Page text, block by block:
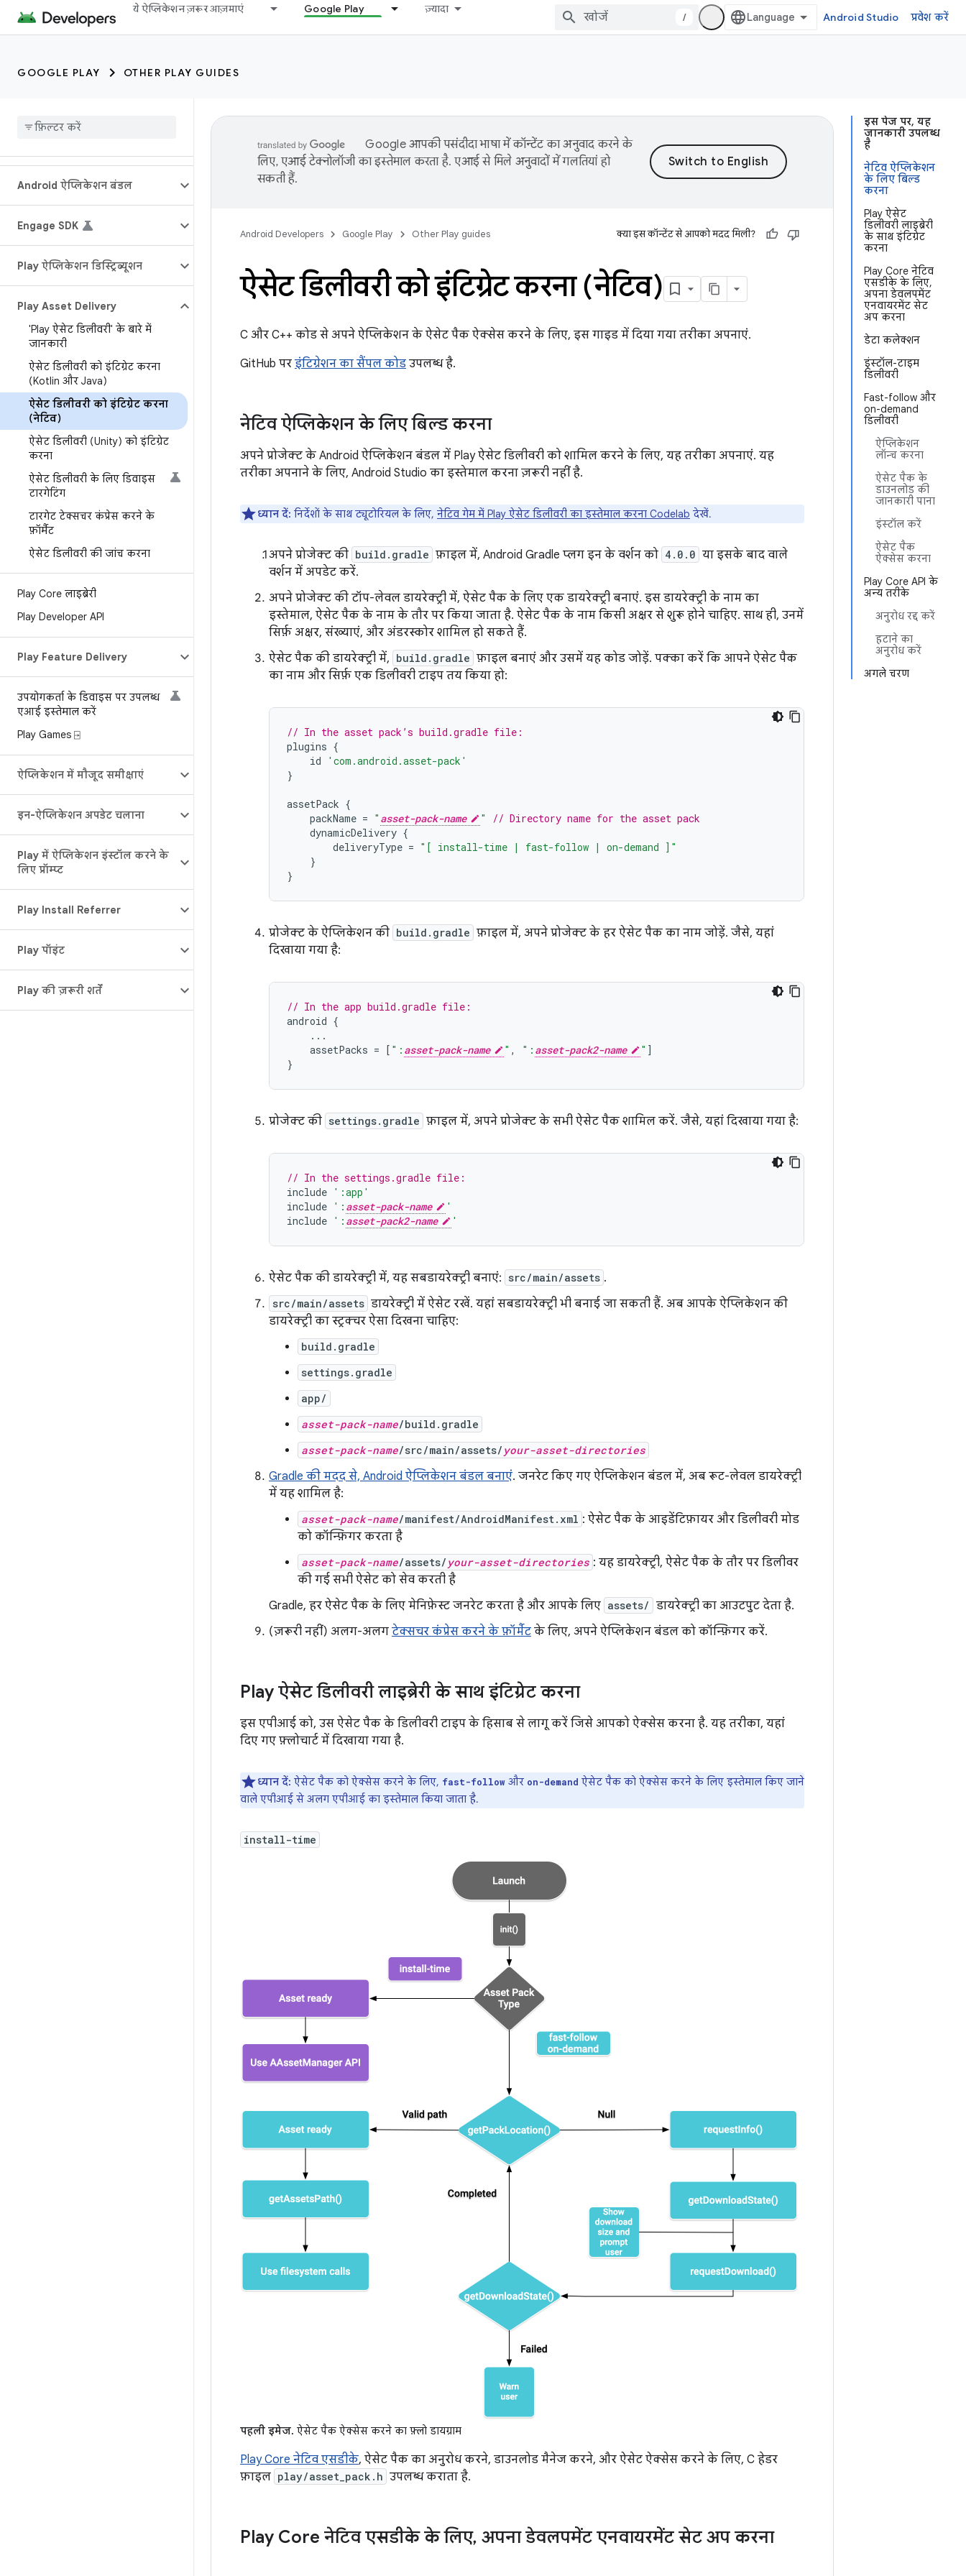
ये ऐप्लिकेशन ज़रूर आज़माएं Google Play ज़्यादा
/ Android Studio प्रवेश करें
GOOGLE PLAY OTHER PLAY GUIDES
Android ऐप्लिकेशन बंडल
Engage SDK
Play ऐप्लिकेशन डिस्ट्रिब्यूशन
Play Asset Delivery
'Play ऐसेट डिलीवरी' के बारे में
जानकारी
ऐसेट डिलीवरी को इंटिग्रेट करना
(Kotlin और Java)
ऐसेट डिलीवरी को इंटिग्रेट करना
(नेटिव)
ऐसेट डिलीवरी (Unity) को इंटिग्रेट
करना
ऐसेट डिलीवरी के लिए डिवाइस
टारगेटिंग
टारगेट टेक्सचर कंप्रेस करने के
फ़ॉर्मैट
ऐसेट डिलीवरी की जांच करना
Play Core लाइब्रेरी
Play Developer API
Play Feature Delivery
उपयोगकर्ता के डिवाइस पर उपलब्ध
एआई इस्तेमाल करें
Play Games ⍈
ऐप्लिकेशन में मौजूद समीक्षाएं
इन-ऐप्लिकेशन अपडेट चलाना
Play में ऐप्लिकेशन इंस्टॉल करने के
लिए प्रॉम्प्ट
Play Install Referrer
Play पॉइंट
Play की ज़रूरी शर्तें
इस पेज पर, यह
जानकारी उपलब्ध
है
नेटिव ऐप्लिकेशन
के लिए बिल्ड
करना
Play ऐसेट
डिलीवरी लाइब्रेरी
के साथ इंटिग्रेट
करना
Play Core नेटिव
एसडीके के लिए,
अपना डेवलपमेंट
एनवायरमेंट सेट
अप करना
डेटा कलेक्शन
इंस्टॉल-टाइम
डिलीवरी
Fast-follow और
on-demand
डिलीवरी
ऐप्लिकेशन
लॉन्च करना
ऐसेट पैक के
डाउनलोड की
जानकारी पाना
इंस्टॉल करें
ऐसेट पैक
ऐक्सेस करना
Play Core API के
अन्य तरीके
अनुरोध रद्द करें
हटाने का
अनुरोध करें
अगले चरण
Google आपकी पसंदीदा भाषा में कॉन्टेंट का अनुवाद करने के
लिए, एआई टेक्नोलॉजी का इस्तेमाल करता है. एआई से मिले अनुवादों में गलतियां हो
सकती हैं.
Android Developers Google Play Other Play guides क्या इस कॉन्टेंट से आपको मदद मिली?
ऐसेट डिलीवरी को इंटिग्रेट करना (नेटिव)
C और C++ कोड से अपने ऐप्लिकेशन के ऐसेट पैक ऐक्सेस करने के लिए, इस गाइड में दिया गया तरीका अपनाएं.
GitHub पर इंटिग्रेशन का सैंपल कोड उपलब्ध है.
नेटिव ऐप्लिकेशन के लिए बिल्ड करना
अपने प्रोजेक्ट के Android ऐप्लिकेशन बंडल में Play ऐसेट डिलीवरी को शामिल करने के लिए, यह तरीका अपनाएं. यह
तरीका अपनाने के लिए, Android Studio का इस्तेमाल करना ज़रूरी नहीं है.
ध्यान दें: निर्देशों के साथ ट्यूटोरियल के लिए, नेटिव गेम में Play ऐसेट डिलीवरी का इस्तेमाल करना Codelab देखें.
अपने प्रोजेक्ट की build.gradle फ़ाइल में, Android Gradle प्लग इन के वर्शन को 4.0.0 या इसके बाद वाले
वर्शन में अपडेट करें.
अपने प्रोजेक्ट की टॉप-लेवल डायरेक्ट्री में, ऐसेट पैक के लिए एक डायरेक्ट्री बनाएं. इस डायरेक्ट्री के नाम का
इस्तेमाल, ऐसेट पैक के नाम के तौर पर किया जाता है. ऐसेट पैक के नाम किसी अक्षर से शुरू होने चाहिए. साथ ही, उनमें
सिर्फ़ अक्षर, संख्याएं, और अंडरस्कोर शामिल हो सकते हैं.
ऐसेट पैक की डायरेक्ट्री में, build.gradle फ़ाइल बनाएं और उसमें यह कोड जोड़ें. पक्का करें कि आपने ऐसेट पैक
का नाम और सिर्फ़ एक डिलीवरी टाइप तय किया हो:
// In the asset pack’s build.gradle file:
plugins {
id
'com.android.asset-pack'
}
assetPack {
packName = " asset-pack-name "
// Directory name for the asset pack
dynamicDelivery {
deliveryType = "[ install-time | fast-follow | on-demand ]"
}
}
प्रोजेक्ट के ऐप्लिकेशन की build.gradle फ़ाइल में, अपने प्रोजेक्ट के हर ऐसेट पैक का नाम जोड़ें. जैसे, यहां
दिखाया गया है:
// In the app build.gradle file:
android {
...
assetPacks = [ ": asset-pack-name " , ": asset-pack2-name " ]
}
प्रोजेक्ट की settings.gradle फ़ाइल में, अपने प्रोजेक्ट के सभी ऐसेट पैक शामिल करें. जैसे, यहां दिखाया गया है:
// In the settings.gradle file:
include ':app'
include ': asset-pack-name
'
include ': asset-pack2-name '
ऐसेट पैक की डायरेक्ट्री में, यह सबडायरेक्ट्री बनाएं: src/main/assets .
src/main/assets डायरेक्ट्री में ऐसेट रखें. यहां सबडायरेक्ट्री भी बनाई जा सकती हैं. अब आपके ऐप्लिकेशन की
डायरेक्ट्री का स्ट्रक्चर ऐसा दिखना चाहिए:
build.gradle
settings.gradle
app/
asset-pack-name/build.gradle
asset-pack-name/src/main/assets/ your-asset-directories
Gradle की मदद से, Android ऐप्लिकेशन बंडल बनाएं. जनरेट किए गए ऐप्लिकेशन बंडल में, अब रूट-लेवल डायरेक्ट्री
में यह शामिल है:
asset-pack-name/manifest/AndroidManifest.xml : ऐसेट पैक के आइडेंटिफ़ायर और डिलीवरी मोड
को कॉन्फ़िगर करता है
asset-pack-name/assets/ your-asset-directories : यह डायरेक्ट्री, ऐसेट पैक के तौर पर डिलीवर
की गई सभी ऐसेट को सेव करती है
Gradle, हर ऐसेट पैक के लिए मेनिफ़ेस्ट जनरेट करता है और आपके लिए assets/ डायरेक्ट्री का आउटपुट देता है.
(ज़रूरी नहीं) अलग-अलग टेक्सचर कंप्रेस करने के फ़ॉर्मैट के लिए, अपने ऐप्लिकेशन बंडल को कॉन्फ़िगर करें.
Play ऐसेट डिलीवरी लाइब्रेरी के साथ इंटिग्रेट करना
इस एपीआई को, उस ऐसेट पैक के डिलीवरी टाइप के हिसाब से लागू करें जिसे आपको ऐक्सेस करना है. यह तरीका, यहां
दिए गए फ़्लोचार्ट में दिखाया गया है.
ध्यान दें: ऐसेट पैक को ऐक्सेस करने के लिए, fast-follow और on-demand ऐसेट पैक को ऐक्सेस करने के लिए इस्तेमाल किए जाने
वाले एपीआई से अलग एपीआई का इस्तेमाल किया जाता है.
install-time
पहली इमेज. ऐसेट पैक ऐक्सेस करने का फ़्लो डायग्राम
Play Core नेटिव एसडीके, ऐसेट पैक का अनुरोध करने, डाउनलोड मैनेज करने, और ऐसेट ऐक्सेस करने के लिए, C हेडर
फ़ाइल play/asset_pack.h उपलब्ध कराता है.
Play Core नेटिव एसडीके के लिए, अपना डेवलपमेंट एनवायरमेंट सेट अप करना